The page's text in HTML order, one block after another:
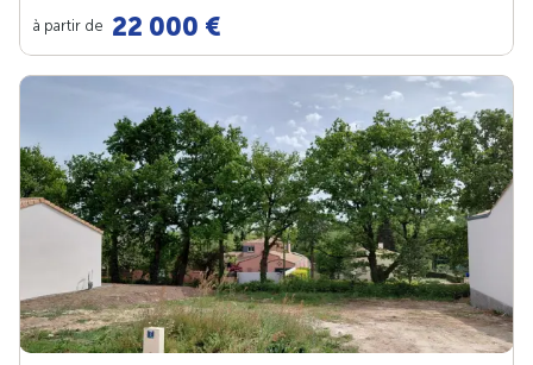
à partir de 22 000 €